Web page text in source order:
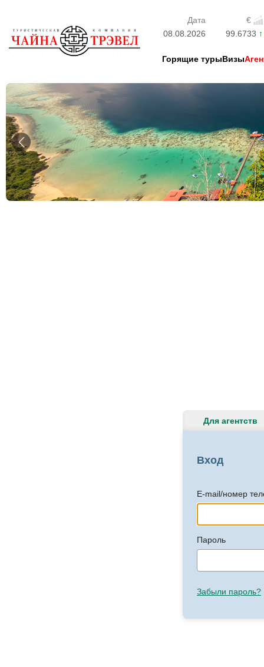
Дата
€
08.08.2026
99.6733
Горящие турыВизы
Для агентств
Вход
E-mail/номер
Пароль
Забыли пароль?